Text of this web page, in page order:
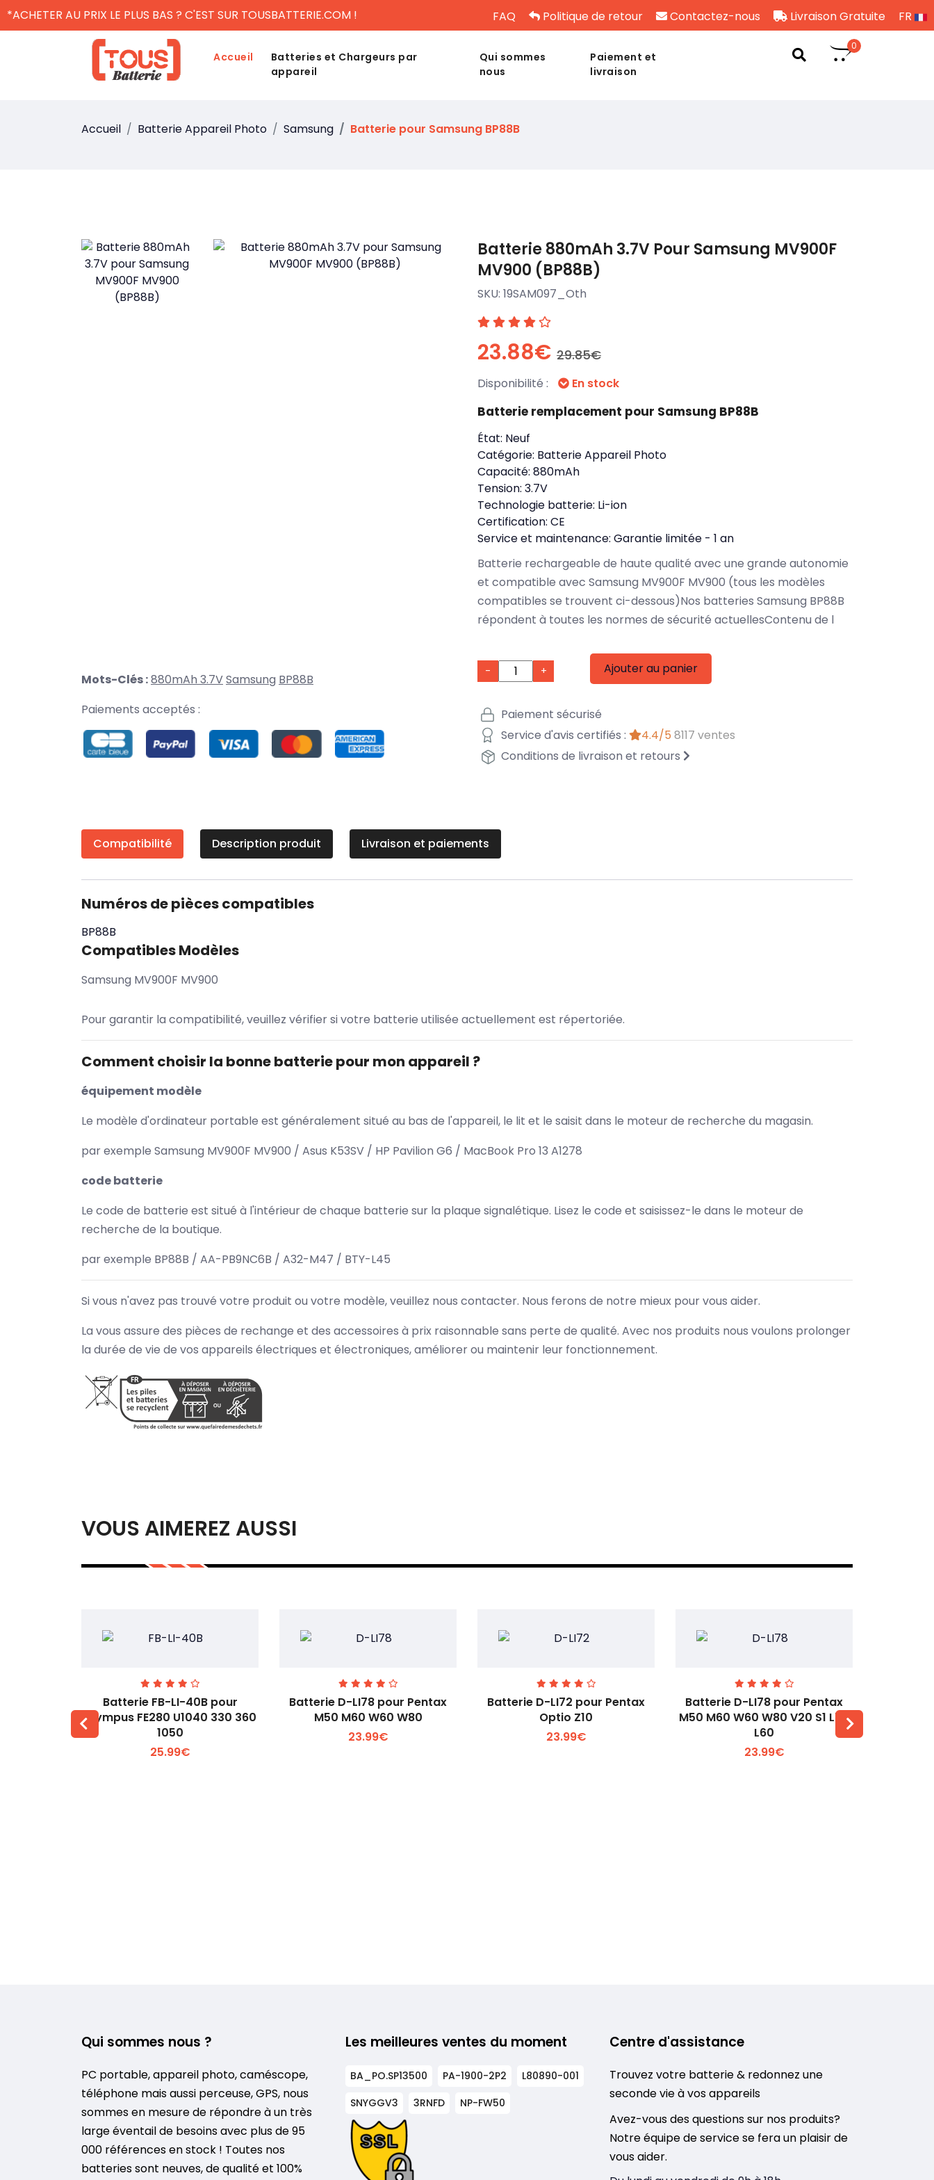
*ACHETER AU PRIX LE PLUS BAS ? C'EST SUR TOUSBATTERIE.COM ! FAQ Politique de retour Contactez-nous Livraison Gratuite FR
Accueil
Batteries et Chargeurs par
appareil
Qui sommes
nous
Paiement et
livraison
0
Accueil Batterie Appareil Photo Samsung Batterie pour Samsung BP88B
Mots-Clés :880mAh 3.7VSamsung BP88B
Paiements acceptés :
Batterie 880mAh 3.7V Pour Samsung MV900F
MV900 (BP88B)
SKU: 19SAM097_Oth
23.88€ 29.85€
Disponibilité : En stock
Batterie remplacement pour Samsung BP88B
État: Neuf
Catégorie: Batterie Appareil Photo
Capacité: 880mAh
Tension: 3.7V
Technologie batterie: Li-ion
Certification: CE
Service et maintenance: Garantie limitée - 1 an
Batterie rechargeable de haute qualité avec une grande autonomie
et compatible avec Samsung MV900F MV900 (tous les modèles
compatibles se trouvent ci-dessous)Nos batteries Samsung BP88B
répondent à toutes les normes de sécurité actuellesContenu de l
- + Ajouter au panier
Paiement sécurisé
Service d'avis certifiés :
4.4/5 8117 ventes
Conditions de livraison et retours
Compatibilité Description produit Livraison et paiements
Numéros de pièces compatibles
BP88B
Compatibles Modèles
Samsung MV900F MV900
Pour garantir la compatibilité, veuillez vérifier si votre batterie utilisée actuellement est répertoriée.
Comment choisir la bonne batterie pour mon appareil ?
équipement modèle
Le modèle d'ordinateur portable est généralement situé au bas de l'appareil, le lit et le saisit dans le moteur de recherche du magasin.
par exemple Samsung MV900F MV900 / Asus K53SV / HP Pavilion G6 / MacBook Pro 13 A1278
code batterie
Le code de batterie est situé à l'intérieur de chaque batterie sur la plaque signalétique. Lisez le code et saisissez-le dans le moteur de
recherche de la boutique.
par exemple BP88B / AA-PB9NC6B / A32-M47 / BTY-L45
Si vous n'avez pas trouvé votre produit ou votre modèle, veuillez nous contacter. Nous ferons de notre mieux pour vous aider.
La vous assure des pièces de rechange et des accessoires à prix raisonnable sans perte de qualité. Avec nos produits nous voulons prolonger
la durée de vie de vos appareils électriques et électroniques, améliorer ou maintenir leur fonctionnement.
VOUS AIMEREZ AUSSI
Voir plus +
Batterie FB-LI-40B pour
Olympus FE280 U1040 330 360
1050
25.99€
Voir plus +
Batterie D-LI78 pour Pentax
M50 M60 W60 W80
23.99€
Voir plus +
Batterie D-LI72 pour Pentax
Optio Z10
23.99€
Voir plus +
Batterie D-LI78 pour Pentax
M50 M60 W60 W80 V20 S1 L50
L60
23.99€
Qui sommes nous ?
PC portable, appareil photo, caméscope,
téléphone mais aussi perceuse, GPS, nous
sommes en mesure de répondre à un très
large éventail de besoins avec plus de 95
000 références en stock ! Toutes nos
batteries sont neuves, de qualité et 100%
Les meilleures ventes du moment
BA_PO.SP13500 PA-1900-2P2
L80890-001
SNYGGV3
3RNFD NP-FW50
Centre d'assistance
Trouvez votre batterie & redonnez une
seconde vie à vos appareils
Avez-vous des questions sur nos produits?
Notre équipe de service se fera un plaisir de
vous aider.